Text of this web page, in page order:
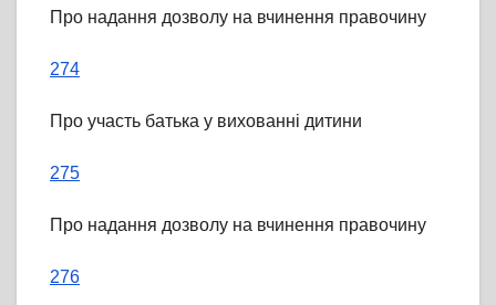
Про надання дозволу на вчинення правочину
274
Про участь батька у вихованні дитини
275
Про надання дозволу на вчинення правочину
276